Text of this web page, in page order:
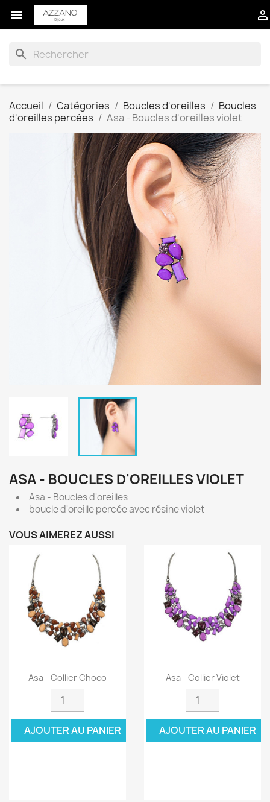
 
search
Accueil Catégories Boucles d'oreilles
Boucles
d'oreilles percées
Asa - Boucles d'oreilles violet
ASA - BOUCLES D'OREILLES VIOLET
Asa - Boucles d'oreilles
boucle d'oreille percée avec résine violet
VOUS AIMEREZ AUSSI
Asa - Collier Choco
AJOUTER AU PANIER
Asa - Collier Violet
AJOUTER AU PANIER